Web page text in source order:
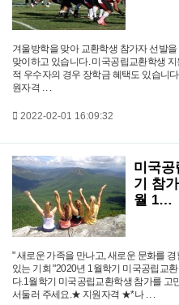
겨울방학을 맞아 교환학생 참가자 선발
맞이하고 있습니다. 미국공립교환학생
적 우수자의 경우 장학금 혜택도 있습니
원자격 . . .
2022-02-01 16:09:32
미국
기 참
월 1…
​" ​새로운 가족을 만나고, 새로운 문화를
있는 기회 "2020년 1월학기 미국공립교
다.1월학기 미국공립교환학생 참가를 고
서둘러 주세요.★ 지원자격 ★​*나 . . .